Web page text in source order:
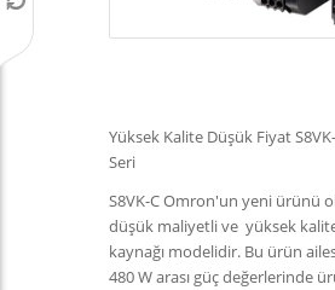
Yüksek Kalite Düşük Fiyat
Seri
S8VK-C Omron'un yeni ürünü
düşük maliyetli ve yüksek
kaynağı modelidir. Bu ürün
480 W arası güç değerlerinde